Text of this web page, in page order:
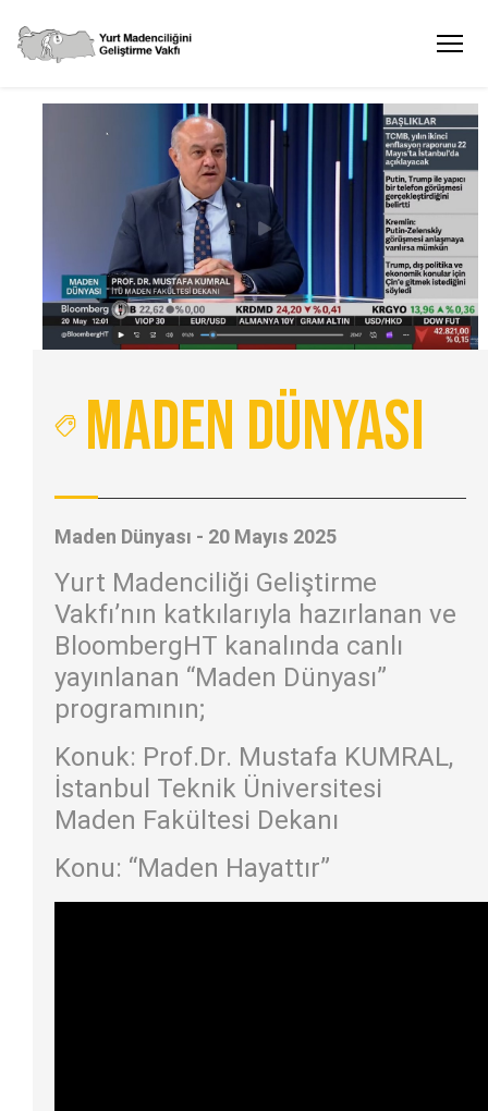
Maden Dünyası
Maden Dünyası - 20 Mayıs 2025
Yurt Madenciliği Geliştirme
Vakfı’nın katkılarıyla hazırlanan ve
BloombergHT kanalında canlı
yayınlanan “Maden Dünyası”
programının;
Konuk: Prof.Dr. Mustafa KUMRAL,
İstanbul Teknik Üniversitesi
Maden Fakültesi Dekanı
Konu: “Maden Hayattır”